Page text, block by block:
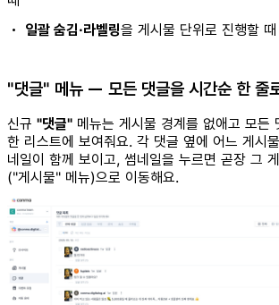
• 일괄 숨김·라벨링을 게시물 단위로 진행할 때
"댓글" 메뉴 — 모든 댓글을 시간순 한 줄
신규 "댓글" 메뉴는 게시물 경계를 없애고 모든
한 리스트에 보여줘요. 각 댓글 옆에 어느 게시
네일이 함께 보이고, 썸네일을 누르면 곧장 그
("게시물" 메뉴)으로 이동해요.